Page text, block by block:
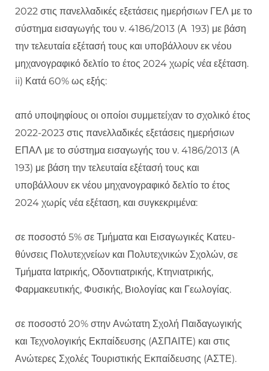
2022 στις πανελλαδικές εξετάσεις ημερήσιων ΓΕΛ με το
σύστημα εισαγωγής του ν. 4186/2013 (Α 193) με βάση
την τελευταία εξέτασή τους και υποβάλλουν εκ νέου
μηχανογραφικό δελτίο το έτος 2024 χωρίς νέα εξέταση.
ii) Κατά 60% ως εξής:
από υποψηφίους οι οποίοι συμμετείχαν το σχολικό έτος
2022-2023 στις πανελλαδικές εξετάσεις ημερήσιων
ΕΠΑΛ με το σύστημα εισαγωγής του ν. 4186/2013 (Α
193) με βάση την τελευταία εξέτασή τους και
υποβάλλουν εκ νέου μηχανογραφικό δελτίο το έτος
2024 χωρίς νέα εξέταση, και συγκεκριμένα:
σε ποσοστό 5% σε Τμήματα και Εισαγωγικές Κατευ-
θύνσεις Πολυτεχνείων και Πολυτεχνικών Σχολών, σε
Τμήματα Ιατρικής, Οδοντιατρικής, Κτηνιατρικής,
Φαρμακευτικής, Φυσικής, Βιολογίας και Γεωλογίας.
σε ποσοστό 20% στην Ανώτατη Σχολή Παιδαγωγικής
και Τεχνολογικής Εκπαίδευσης (ΑΣΠΑΙΤΕ) και στις
Ανώτερες Σχολές Τουριστικής Εκπαίδευσης (ΑΣΤΕ).